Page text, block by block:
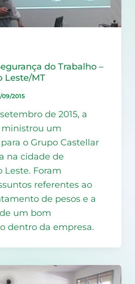
do Trabalho –
Leste/MT
09/2015
de 2015, a
ministrou um
o Grupo Castellar
na cidade de
Leste. Foram
referentes ao
de pesos e a
um bom
dentro da empresa.